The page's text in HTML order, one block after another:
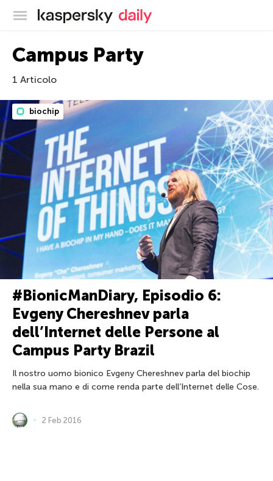
Blog ufficiale di Kaspersky
Campus Party
1 Articolo
biochip
#BionicManDiary, Episodio 6:
Evgeny Chereshnev parla
dell’Internet delle Persone al
Campus Party Brazil
Il nostro uomo bionico Evgeny Chereshnev parla del biochip
nella sua mano e di come renda parte dell’Internet delle Cose.
2 Feb 2016